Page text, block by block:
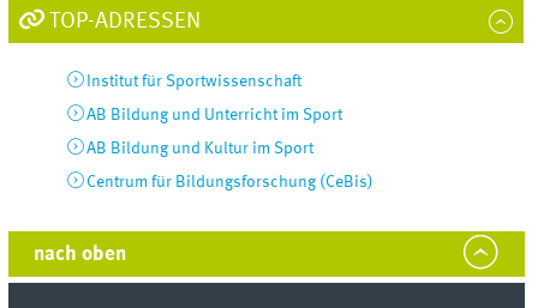
TOP-ADRESSEN
Institut für Sportwissenschaft
AB Bildung und Unterricht im Sport
AB Bildung und Kultur im Sport
Centrum für Bildungsforschung (CeBis)
nach oben